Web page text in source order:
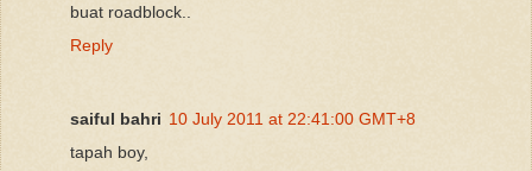
buat roadblock..
Reply
saiful bahri 10 July 2011 at 22:41:00 GMT+8
tapah boy,